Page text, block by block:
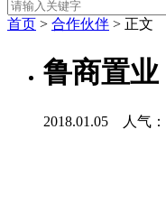
首页 > 合作伙伴 > 正文
鲁商置业
2018.01.05 人气：